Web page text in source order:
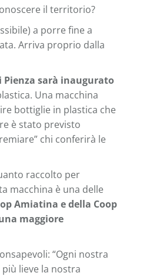
il territorio?
a porre fine a
Arriva proprio dalla
Pienza sarà inaugurato
Una macchina
bottiglie in plastica che
è stato previsto
chi conferirà le
raccolto per
macchina è una delle
Amiatina e della Coop
maggiore
“Ogni nostra
lieve la nostra